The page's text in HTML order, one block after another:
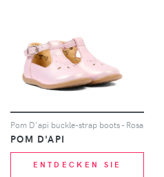
Pom D'api buckle-strap boots - Rosa
POM D'API
ENTDECKEN SIE